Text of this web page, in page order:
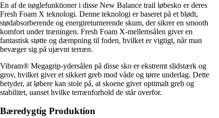
En af de nøglefunktioner i disse New Balance trail løbesko er deres
Fresh Foam X teknologi. Denne teknologi er baseret på et blødt,
stødabsorberende og energireturnerende skum, der sikrer en smooth
komfort under træningen. Fresh Foam X-mellemsålen giver en
fantastisk støtte og dæmpning til foden, hvilket er vigtigt, når man
bevæger sig på ujævnt terræn.
Vibram® Megagrip-ydersålen på disse sko er ekstremt slidstærk og
grov, hvilket giver et sikkert greb mod våde og tørre underlag. Dette
betyder, at løbere kan stole på, at skoene giver optimalt greb og
stabilitet, uanset hvilke terrænforhold de står overfor.
Bæredygtig Produktion